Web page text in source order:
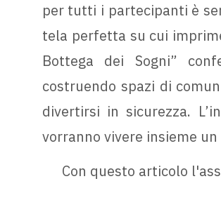
per tutti i partecipanti è
tela perfetta su cui
Bottega dei Sogni”
costruendo spazi di
divertirsi in sicurezza.
vorranno vivere insieme
Con questo articolo